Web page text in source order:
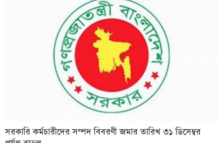
সরকারি কর্মচারীদের সম্পদ বিবরণী জমার তারিখ ৩১ ডিসেম্বর